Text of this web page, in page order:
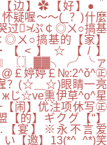
】✿【好】●＾
喔～～(_？)什麼
过≯ぷ￠◎ㄨ○搞基
ㄨ○搞基的【家】
<】☆【/】
〖〗▓▓╮╭╯╰ァ
￡婷婷￡№:2^ǒ^㊣
？(☆＿☆)眼睛一亮
жじ☆ve熏伊草^o^星
闹】优注项休写㊣
的】ギクグ【“】
宴】※永不言爱
【邀】13(*^_^*)笑